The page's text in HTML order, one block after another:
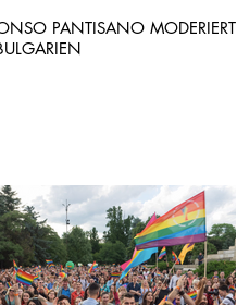
PANTISANO MODERIERT